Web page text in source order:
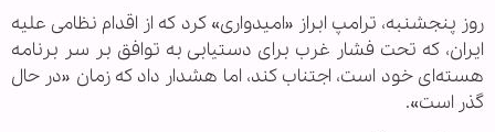
روز پنجشنبه، ترامپ ابراز «امیدواری» کرد که از اقدام نظامی علیه
ایران، که تحت فشار غرب برای دستیابی به توافق بر سر برنامه
هسته‌ای خود است، اجتناب کند، اما هشدار داد که زمان «در حال
گذر است».